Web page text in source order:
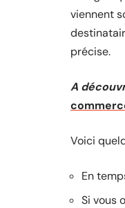
viennent
précise.
A
Voici
En
Si vous